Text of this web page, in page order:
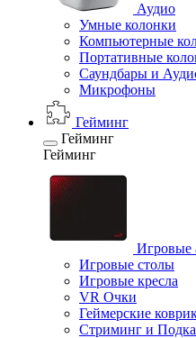
Аудио
Умные колонки
Компьютерные
Портативные
Саундбары и
Микрофоны
Гейминг
Гейминг
Гейминг
Игровые
Игровые столы
Игровые кресла
VR Очки
Геймерские
Стриминг и